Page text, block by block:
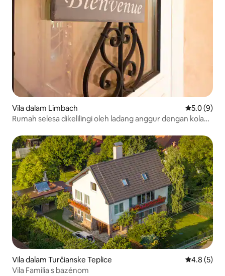
Vila dalam Limbach Penarafan
5.0 (9)
Rumah selesa dikelilingi oleh ladang anggur dengan kolam
Vila dalam Turčianske Teplice Penarafan
4.8 (5)
Vila Familia s bazénom